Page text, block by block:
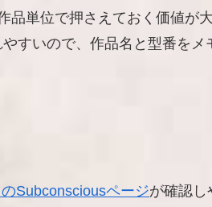
品単位で押さえておく価値が
すいので、作品名と型番をメ
Subconsciousページが確認し